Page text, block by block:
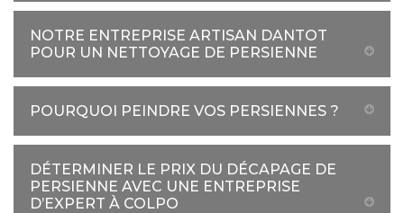
NOTRE ENTREPRISE ARTISAN DANTOT
POUR UN NETTOYAGE DE PERSIENNE
POURQUOI PEINDRE VOS PERSIENNES ?
DÉTERMINER LE PRIX DU DÉCAPAGE DE
PERSIENNE AVEC UNE ENTREPRISE
D’EXPERT À COLPO